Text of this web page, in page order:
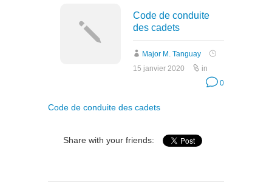
Code de conduite
des cadets
Major M. Tanguay
15 janvier 2020
in
0
Code de conduite des cadets
Share with your friends: